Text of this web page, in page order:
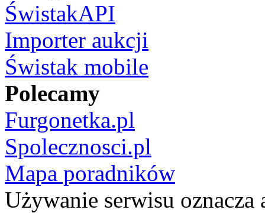
ŚwistakAPI
Importer aukcji
Świstak mobile
Polecamy
Furgonetka.pl
Spolecznosci.pl
Mapa poradników
Używanie serwisu oznacza